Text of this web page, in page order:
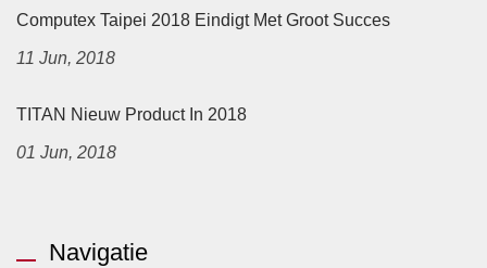
Computex Taipei 2018 Eindigt Met Groot Succes
11 Jun, 2018
TITAN Nieuw Product In 2018
01 Jun, 2018
Navigatie